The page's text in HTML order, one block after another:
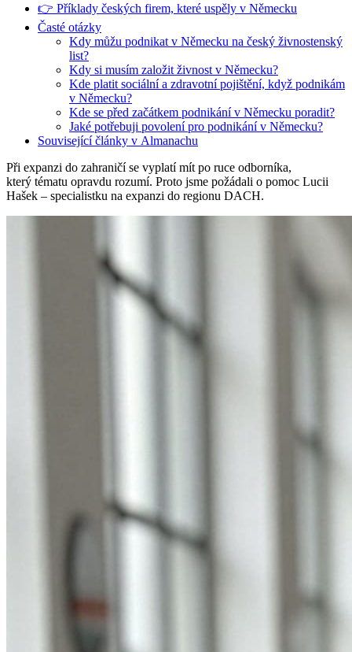
👉 Příklady českých firem, které uspěly v Německu
Časté otázky
Kdy můžu podnikat v Německu na český živnostenský
list?
Kdy si musím založit živnost v Německu?
Kde platit sociální a zdravotní pojištění, když podnikám
v Německu?
Kde se před začátkem podnikání v Německu poradit?
Jaké potřebuji povolení pro podnikání v Německu?
Související články v Almanachu
Při expanzi do zahraničí se vyplatí mít po ruce odborníka,
který tématu opravdu rozumí. Proto jsme požádali o pomoc Lucii
Hašek – specialistku na expanzi do regionu DACH.